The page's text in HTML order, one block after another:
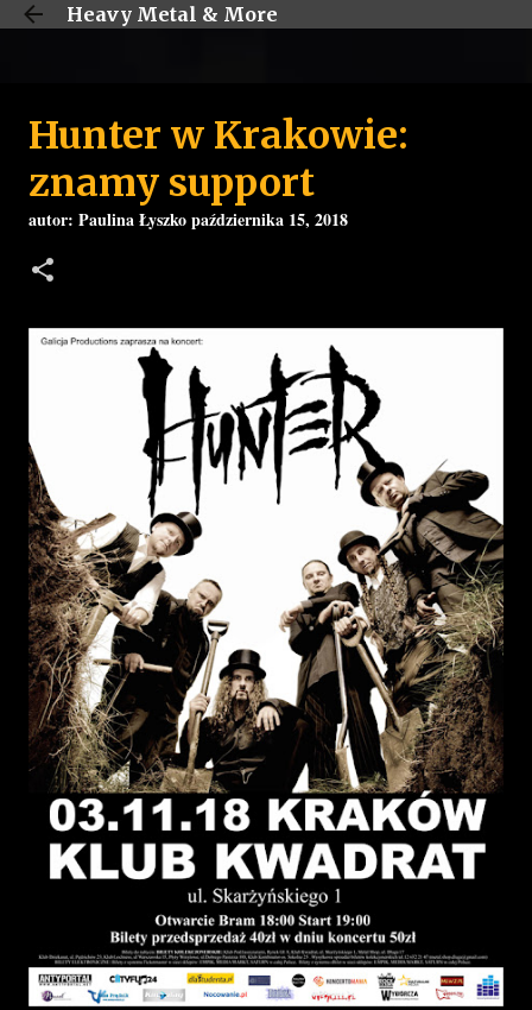
Przejdź do głównej zawartości
Heavy Metal & More
Hunter w Krakowie:
znamy support
autor: Paulina Łyszkopaździernika 15, 2018